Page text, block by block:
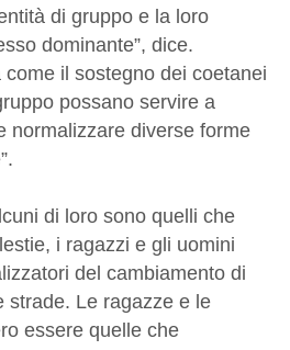
di gruppo e la loro
dominante”, dice.
come il sostegno dei coetanei
possano servire a
normalizzare diverse forme
di loro sono quelli che
i ragazzi e gli uomini
del cambiamento di
strade. Le ragazze e le
essere quelle che